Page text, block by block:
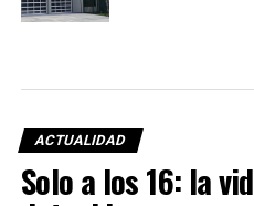
ACTUALIDAD
Solo a los 16: la